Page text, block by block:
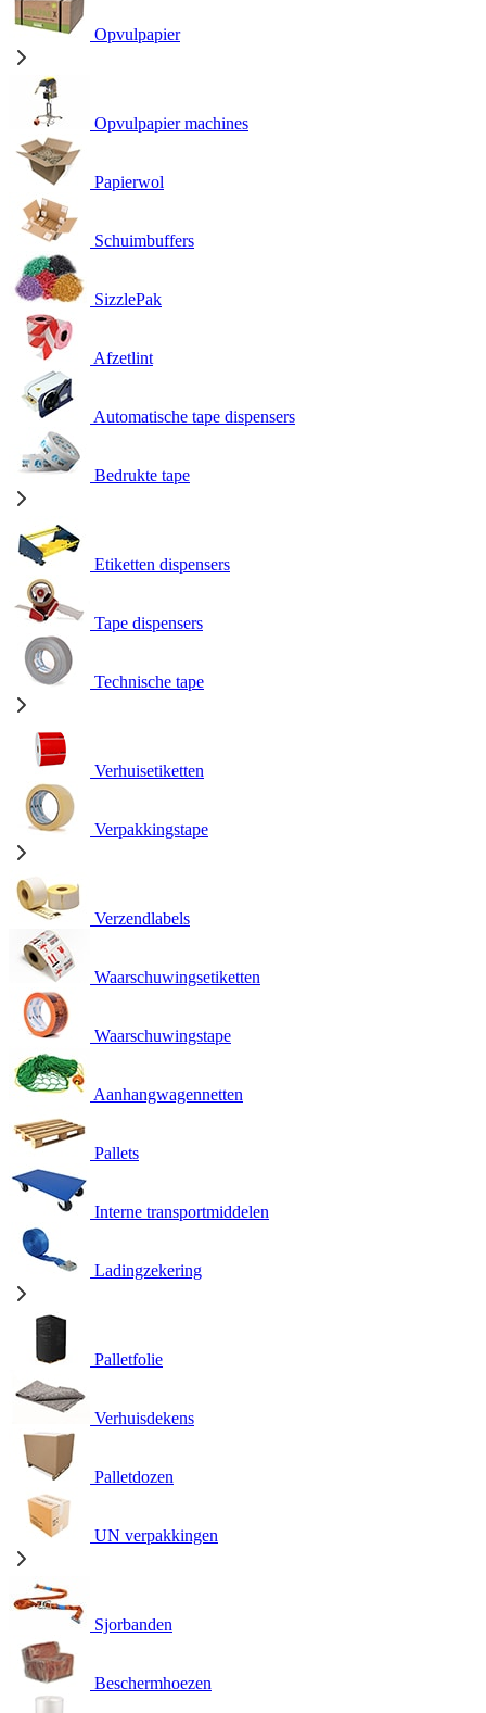
Opvulpapier
Opvulpapier machines
Papierwol
Schuimbuffers
SizzlePak
Afzetlint
Automatische tape dispensers
Bedrukte tape
Etiketten dispensers
Tape dispensers
Technische tape
Verhuisetiketten
Verpakkingstape
Verzendlabels
Waarschuwingsetiketten
Waarschuwingstape
Aanhangwagennetten
Pallets
Interne transportmiddelen
Ladingzekering
Palletfolie
Verhuisdekens
Palletdozen
UN verpakkingen
Sjorbanden
Beschermhoezen